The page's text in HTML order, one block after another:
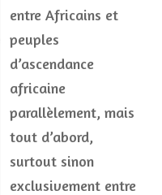
entre Africains et
peuples
d’ascendance
africaine
parallèlement, mais
tout d’abord,
surtout sinon
exclusivement entre